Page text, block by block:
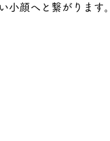
小顔へと繋がります。